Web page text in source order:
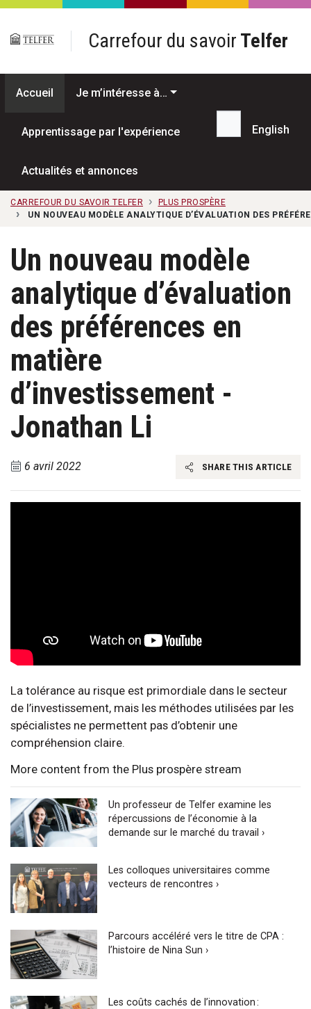
Passer au contenu principal
Carrefour du savoir Telfer
Accueil Je m’intéresse à…
Apprentissage par l'expérience
Actualités et annonces
Recherche...
English
CARREFOUR DU SAVOIR TELFER
PLUS PROSPÈRE
UN NOUVEAU MODÈLE ANALYTIQUE D’ÉVALUATION DES
Un nouveau modèle
analytique d’évaluation
des préférences en
matière
d’investissement -
Jonathan Li
6 avril 2022 SHARE THIS ARTICLE
La tolérance au risque est primordiale dans le secteur
de l’investissement, mais les méthodes utilisées par les
spécialistes ne permettent pas d’obtenir une
compréhension claire.
More content from the Plus prospère stream
Un professeur de Telfer examine les
répercussions de l’économie à la
demande sur le marché du travail ›
Les colloques universitaires comme
vecteurs de rencontres ›
Parcours accéléré vers le titre de CPA :
l’histoire de Nina Sun ›
Les coûts cachés de l’innovation :